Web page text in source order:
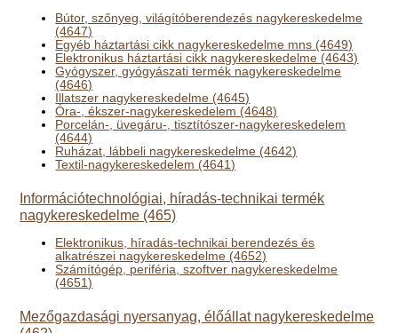
Bútor, szőnyeg, világítóberendezés nagykereskedelme
(4647)
Egyéb háztartási cikk nagykereskedelme mns (4649)
Elektronikus háztartási cikk nagykereskedelme (4643)
Gyógyszer, gyógyászati termék nagykereskedelme
(4646)
Illatszer nagykereskedelme (4645)
Óra-, ékszer-nagykereskedelem (4648)
Porcelán-, üvegáru-, tisztítószer-nagykereskedelem
(4644)
Ruházat, lábbeli nagykereskedelme (4642)
Textil-nagykereskedelem (4641)
Információtechnológiai, híradás-technikai termék
nagykereskedelme (465)
Elektronikus, híradás-technikai berendezés és
alkatrészei nagykereskedelme (4652)
Számítógép, periféria, szoftver nagykereskedelme
(4651)
Mezőgazdasági nyersanyag, élőállat nagykereskedelme